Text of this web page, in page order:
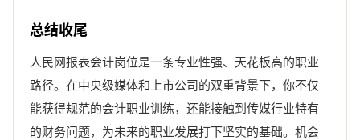
总结收尾
人民网报表会计岗位是一条专业性强、天花板高的职业
路径。在中央级媒体和上市公司的双重背景下，你不仅
能获得规范的会计职业训练，还能接触到传媒行业特有
的财务问题，为未来的职业发展打下坚实的基础。机会